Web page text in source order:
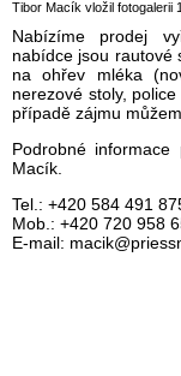
Tibor Macík vložil fotogalerii
Nabízíme prodej
nabídce jsou rautové
na ohřev mléka
nerezové stoly,
případě zájmu
Podrobné
Macík.
Tel.: +420 584 491
Mob.: +420 720 958
E-mail: